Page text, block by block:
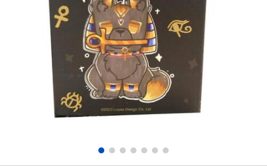
娃娃, 芭比,收藏公仔
電子玩具
遊戲及拼圖系列
益智學習玩具
戶外及運動用品
Pokemon寶可夢
playpop
LEGO樂高
LeapFrog跳跳蛙
14歳以上